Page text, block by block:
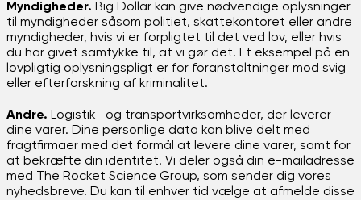
Myndigheder. Big Dollar kan give nødvendige oplysninger
til myndigheder såsom politiet, skattekontoret eller andre
myndigheder, hvis vi er forpligtet til det ved lov, eller hvis
du har givet samtykke til, at vi gør det. Et eksempel på en
lovpligtig oplysningspligt er for foranstaltninger mod svig
eller efterforskning af kriminalitet.
Andre. Logistik- og transportvirksomheder, der leverer
dine varer. Dine personlige data kan blive delt med
fragtfirmaer med det formål at levere dine varer, samt for
at bekræfte din identitet. Vi deler også din e-mailadresse
med The Rocket Science Group, som sender dig vores
nyhedsbreve. Du kan til enhver tid vælge at afmelde disse